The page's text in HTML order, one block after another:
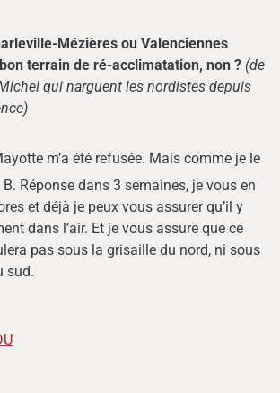
Mézières ou Valenciennes
terrain de ré-acclimatation, non ? (de
qui narguent les nordistes depuis
m’a été refusée. Mais comme je le
Réponse dans 3 semaines, je vous en
et déjà je peux vous assurer qu’il y
dans l’air. Et je vous assure que ce
pas sous la grisaille du nord, ni sous
sud.